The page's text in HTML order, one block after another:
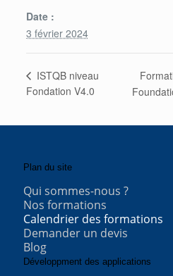
Date :
3 février 2024
ISTQB niveau
Fondation V4.0
Plan du site
Qui sommes-nous ?
Nos formations
Calendrier des formations
Demander un devis
Blog
Développment des applications